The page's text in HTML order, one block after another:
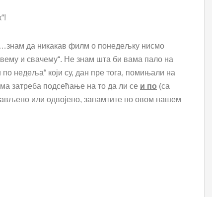
да никакав филм о понедељку нисмо
и свачему“. Не знам шта би вама пало на
недеља“ који су, дан пре тога, помињали на
затреба подсећање на то да ли се и по (са
или одвојено, запамтите по овом нашем